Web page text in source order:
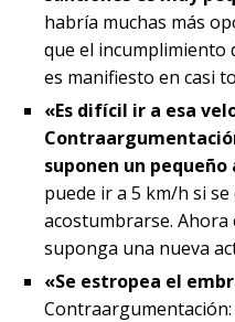
habría muchas más
que el incumplimiento
es manifiesto en casi
«Es difícil ir a esa
suponen un
puede ir a 5 km/h si
acostumbrarse. Ahora
suponga una nueva
«Se estropea el